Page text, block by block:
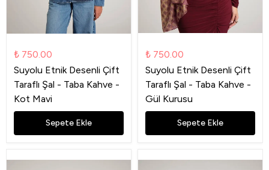
₺ 750.00
Suyolu Etnik Desenli Çift
Taraflı Şal - Taba Kahve -
Kot Mavi
Sepete Ekle
₺ 750.00
Suyolu Etnik Desenli Çift
Taraflı Şal - Taba Kahve -
Gül Kurusu
Sepete Ekle